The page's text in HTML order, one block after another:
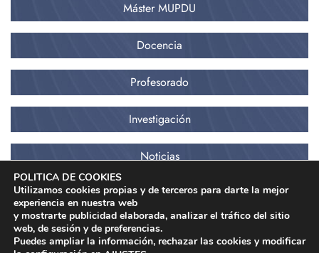
POLITICA DE COOKIES
Utilizamos cookies propias y de terceros para darte la mejor
experiencia en nuestra web
y mostrarte publicidad elaborada, analizar el tráfico del sitio
web, de sesión y de preferencias.
Puedes ampliar la información, rechazar las cookies y modificar
Máster MUPDU
Docencia
Profesorado
Investigación
Noticias